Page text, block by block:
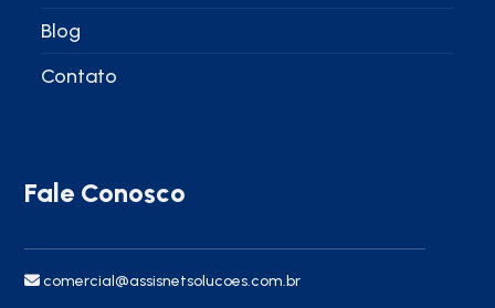
Blog
Contato
Fale Conosco
comercial@assisnetsolucoes.com.br